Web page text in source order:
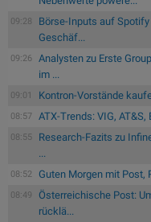
09:28
Börse-Inputs auf
Geschäf...
09:26
Analysten zu Erste
im ...
09:01 Kontron-Vorstände
08:57 ATX-Trends: VIG, AT&S,
08:55
Research-Fazits zu
...
08:52 Guten Morgen mit Post,
08:49
Österreichische Post:
rücklä...